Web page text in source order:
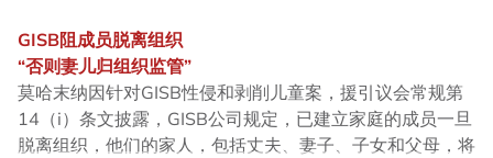
GISB阻成员脱离组织
“否则妻儿归组织监管”
莫哈末纳因针对GISB性侵和剥削儿童案，援引议会常规第
14（i）条文披露，GISB公司规定，已建立家庭的成员一旦
脱离组织，他们的家人，包括丈夫、妻子、子女和父母，将